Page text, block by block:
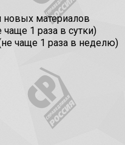
новых материалов
1 раза в сутки)
чаще 1 раза в неделю)